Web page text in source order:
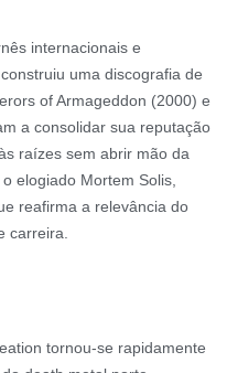
internacionais e
uma discografia de
of Armageddon (2000) e
a consolidar sua reputação
raízes sem abrir mão da
elogiado Mortem Solis,
reafirma a relevância do
carreira.
tornou-se rapidamente